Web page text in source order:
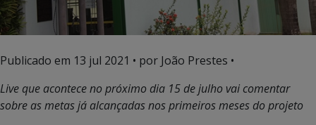
Publicado em 13 jul 2021 • por João Prestes •
Live que acontece no próximo dia 15 de julho vai comentar
sobre as metas já alcançadas nos primeiros meses do projeto